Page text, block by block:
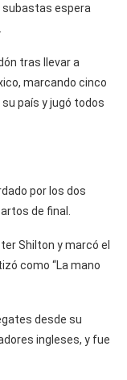
subastas espera
tras llevar a
marcando cinco
país y jugó todos
por los dos
de final.
Shilton y marcó el
como “La mano
desde su
ingleses, y fue